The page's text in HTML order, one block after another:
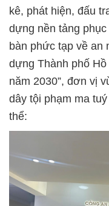
kê, phát hiện, đấu
dựng nền tảng
bàn phức tạp về an
dựng Thành phố
năm 2030”, đơn vị
dây tội phạm ma
thể: